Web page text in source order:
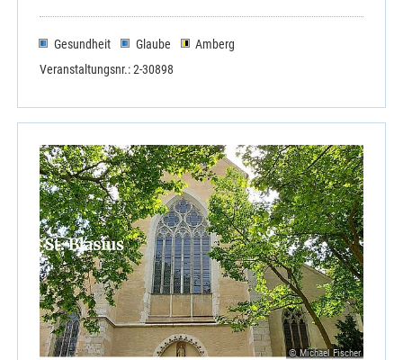
Gesundheit Glaube
Amberg
Veranstaltungsnr.: 2-30898
© Michael Fischer